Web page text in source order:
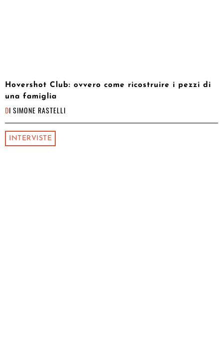
Hovershot Club: ovvero come ricostruire i pezzi di
una famiglia
DI SIMONE RASTELLI
INTERVISTE